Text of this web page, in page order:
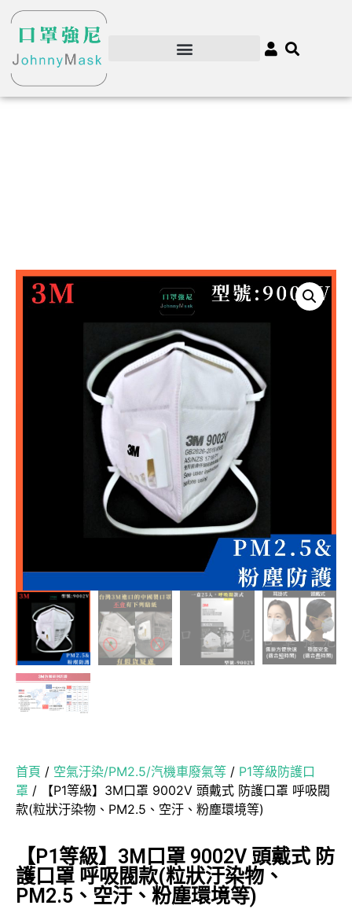
首頁 / 空氣汙染/PM2.5/汽機車廢氣等 / P1等級防護口
罩 / 【P1等級】3M口罩 9002V 頭戴式 防護口罩 呼吸閥
款(粒狀汙染物、PM2.5、空汙、粉塵環境等)
【P1等級】3M口罩 9002V 頭戴式 防
護口罩 呼吸閥款(粒狀汙染物、
PM2.5、空汙、粉塵環境等)